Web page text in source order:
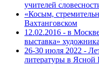
учителей
«Косым,
Вахтанговском
12.02.2016 - в
выставка»
26-30 июля 2022 -
литературы в Ясной